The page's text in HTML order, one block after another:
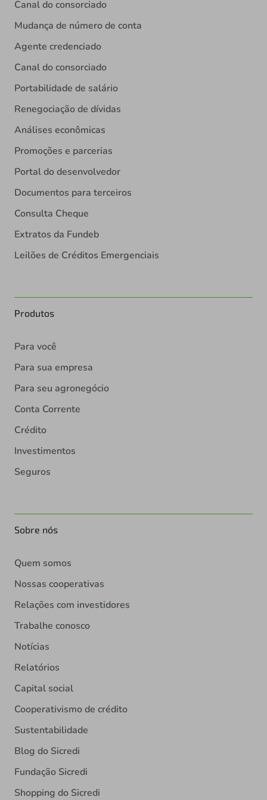
Canal do consorciado
Mudança de número de conta
Agente credenciado
Canal do consorciado
Portabilidade de salário
Renegociação de dívidas
Análises econômicas
Promoções e parcerias
Portal do desenvolvedor
Documentos para terceiros
Consulta Cheque
Extratos da Fundeb
Leilões de Créditos Emergenciais
Produtos
Para você
Para sua empresa
Para seu agronegócio
Conta Corrente
Crédito
Investimentos
Seguros
Sobre nós
Quem somos
Nossas cooperativas
Relações com investidores
Trabalhe conosco
Notícias
Relatórios
Capital social
Cooperativismo de crédito
Sustentabilidade
Blog do Sicredi
Fundação Sicredi
Shopping do Sicredi